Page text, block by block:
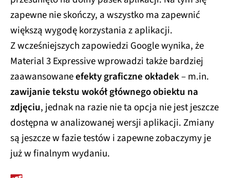
zapewne nie skończy, a wszystko ma zapewnić
większą wygodę korzystania z aplikacji.
Z wcześniejszych zapowiedzi Google wynika, że
Material 3 Expressive wprowadzi także bardziej
zaawansowaneefekty graficzne okładek– m.in.
zawijanie tekstu wokół głównego obiektu na
zdjęciu , jednak na razie nie ta opcja nie jest jeszcze
dostępna w analizowanej wersji aplikacji. Zmiany
są jeszcze w fazie testów i zapewne zobaczymy je
już w finalnym wydaniu.